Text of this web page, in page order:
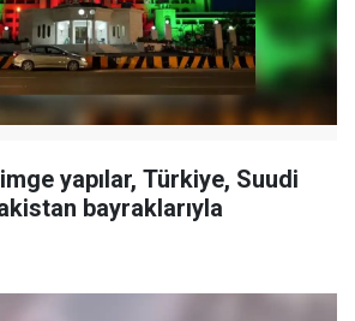
yapılar, Türkiye, Suudi
bayraklarıyla